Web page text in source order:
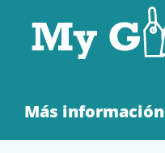
Más información